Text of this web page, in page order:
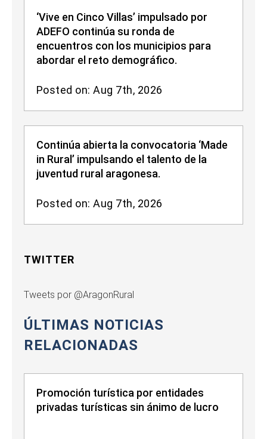
‘Vive en Cinco Villas’ impulsado por
ADEFO continúa su ronda de
encuentros con los municipios para
abordar el reto demográfico.
Posted on: Aug 7th, 2026
Continúa abierta la convocatoria ‘Made
in Rural’ impulsando el talento de la
juventud rural aragonesa.
Posted on: Aug 7th, 2026
TWITTER
Tweets por @AragonRural
ÚLTIMAS NOTICIAS
RELACIONADAS
Promoción turística por entidades
privadas turísticas sin ánimo de lucro